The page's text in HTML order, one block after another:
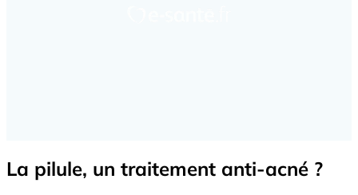
La pilule, un traitement anti-acné ?